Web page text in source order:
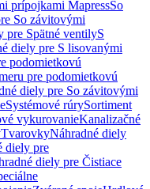
prípojkami MapressSo
So závitovými
pre Spätné ventilyS
diely pre S lisovanými
podomietkovú
pre podomietkovú
diely pre So závitovými
Systémové rúrySortiment
vykurovanieKanalizačné
TvarovkyNáhradné diely
diely pre
diely pre Čistiace